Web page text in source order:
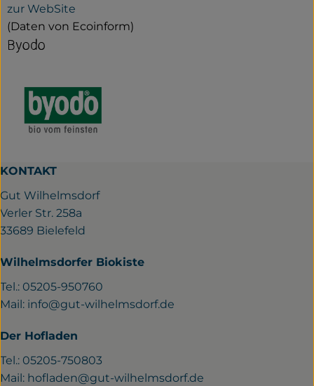
zur WebSite
(Daten von Ecoinform)
Byodo
KONTAKT
Gut Wilhelmsdorf
Verler Str. 258a
33689 Bielefeld
Wilhelmsdorfer Biokiste
Tel.: 05205-950760
Mail: info@gut-wilhelmsdorf.de
Der Hofladen
Tel.: 05205-750803
Mail: hofladen@gut-wilhelmsdorf.de